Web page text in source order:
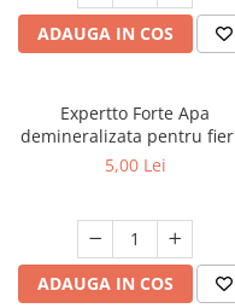
Odorizanți WC
Hârtie igienică
Detergenți diverse
Covoare și tapițerii
Mobilier
Inox
Stick
Roll-on
Apă de gură
Pastă de dinți
Produse pentru ras
After Shave
Cremă de ras
Gel de ras
ADAUGA IN COS
Expertto Forte Apa
demineralizata pentru
de calcat, 1 L, Floral
5,00 Lei
ADAUGA IN COS